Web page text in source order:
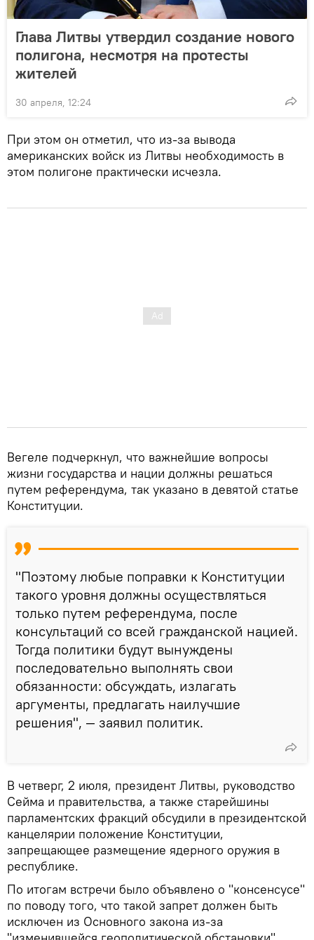
Глава Литвы утвердил создание нового
полигона, несмотря на протесты
жителей
30 апреля, 12:24
При этом он отметил, что из-за вывода
американских войск из Литвы необходимость в
этом полигоне практически исчезла.
Вегеле подчеркнул, что важнейшие вопросы
жизни государства и нации должны решаться
путем референдума, так указано в девятой статье
Конституции.
"Поэтому любые поправки к Конституции
такого уровня должны осуществляться
только путем референдума, после
консультаций со всей гражданской нацией.
Тогда политики будут вынуждены
последовательно выполнять свои
обязанности: обсуждать, излагать
аргументы, предлагать наилучшие
решения", — заявил политик.
В четверг, 2 июля, президент Литвы, руководство
Сейма и правительства, а также старейшины
парламентских фракций обсудили в президентской
канцелярии положение Конституции,
запрещающее размещение ядерного оружия в
республике.
По итогам встречи было объявлено о "консенсусе"
по поводу того, что такой запрет должен быть
исключен из Основного закона из-за